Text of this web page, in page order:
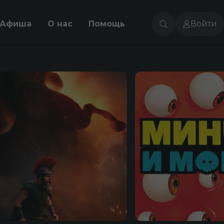
Афиша О нас Помощь Войти